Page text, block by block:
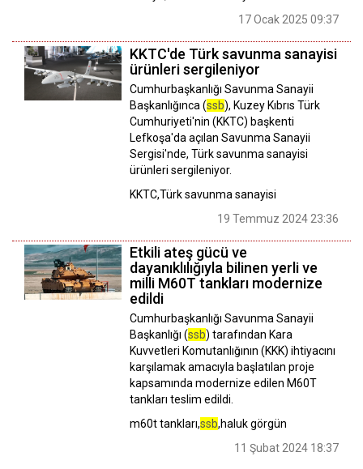
17 Ocak 2025 09:37
KKTC'de Türk savunma sanayisi
ürünleri sergileniyor
Cumhurbaşkanlığı Savunma Sanayii
Başkanlığınca (ssb), Kuzey Kıbrıs Türk
Cumhuriyeti'nin (KKTC) başkenti
Lefkoşa'da açılan Savunma Sanayii
Sergisi'nde, Türk savunma sanayisi
ürünleri sergileniyor.
KKTC,Türk savunma sanayisi
19 Temmuz 2024 23:36
Etkili ateş gücü ve
dayanıklılığıyla bilinen yerli ve
milli M60T tankları modernize
edildi
Cumhurbaşkanlığı Savunma Sanayii
Başkanlığı (ssb) tarafından Kara
Kuvvetleri Komutanlığının (KKK) ihtiyacını
karşılamak amacıyla başlatılan proje
kapsamında modernize edilen M60T
tankları teslim edildi.
m60t tankları,ssb,haluk görgün
11 Şubat 2024 18:37